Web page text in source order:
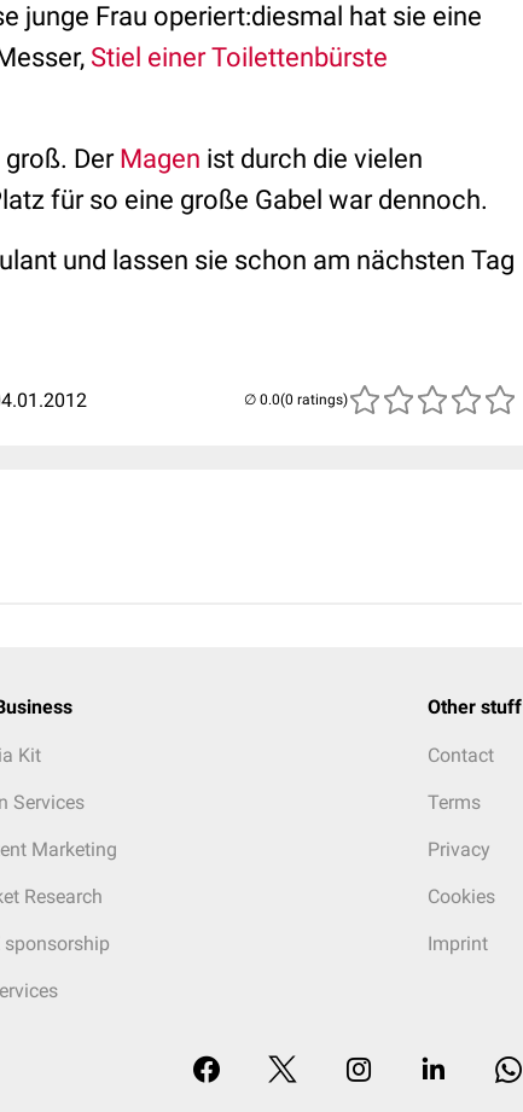
junge Frau operiert:diesmal hat sie eine
Stiel einer Toilettenbürste
groß. Der Magen ist durch die vielen
für so eine große Gabel war dennoch.
und lassen sie schon am nächsten Tag
(0 ratings)
Kit
Services
Marketing
Research
sponsorship
Other stuff
Contact
Terms
Privacy
Cookies
Imprint